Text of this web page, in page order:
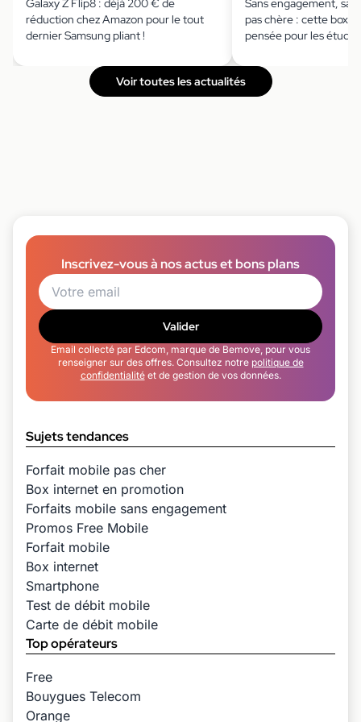
Galaxy Z Flip8 : déjà 200 € de
réduction chez Amazon pour le tout
dernier Samsung pliant !
Sans engagement,
pas chère : cette box
pensée pour les
Voir toutes les actualités
Inscrivez-vous à nos actus et bons plans
Valider
Email collecté par Edcom, marque de Bemove, pour vous
renseigner sur des offres. Consultez notre politique de
confidentialitéet de gestion de vos données.
Sujets tendances
Forfait mobile pas cher
Box internet en promotion
Forfaits mobile sans engagement
Promos Free Mobile
Forfait mobile
Box internet
Smartphone
Test de débit mobile
Carte de débit mobile
Top opérateurs
Free
Bouygues Telecom
Orange